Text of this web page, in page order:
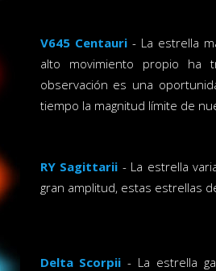
V645 Centauri- La estrella
alto movimiento propio ha
observación es una
tiempo la magnitud límite de
RY Sagittarii - La estrella
gran amplitud, estas estrellas
Delta Scorpii - La estrella